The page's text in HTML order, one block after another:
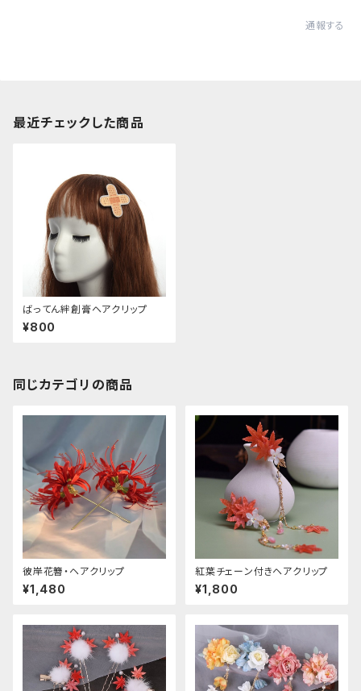
通報する
最近チェックした商品
ばってん絆創膏ヘアクリップ
¥800
同じカテゴリの商品
彼岸花簪・ヘアクリップ
¥1,480
紅葉チェーン付きヘアクリップ
¥1,800